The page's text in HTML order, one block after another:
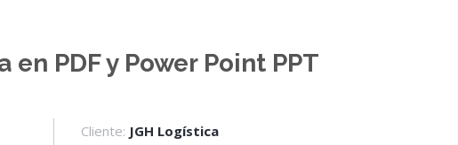
PDF y Power Point PPT
Cliente: JGH Logística